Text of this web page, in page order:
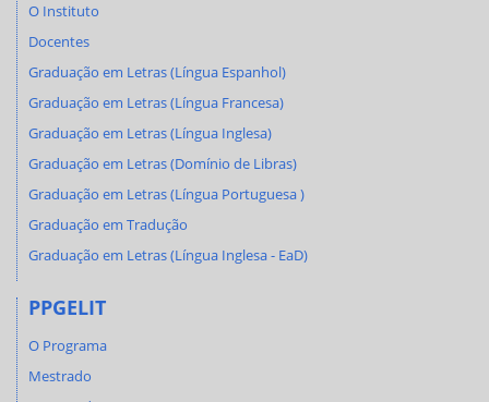
O Instituto
Docentes
Graduação em Letras (Língua Espanhol)
Graduação em Letras (Língua Francesa)
Graduação em Letras (Língua Inglesa)
Graduação em Letras (Domínio de Libras)
Graduação em Letras (Língua Portuguesa )
Graduação em Tradução
Graduação em Letras (Língua Inglesa - EaD)
PPGELIT
O Programa
Mestrado